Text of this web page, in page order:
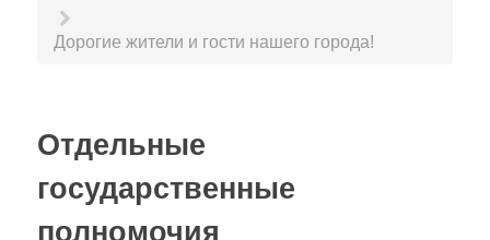
Дорогие жители и гости нашего города!
Отдельные
государственные
полномочия